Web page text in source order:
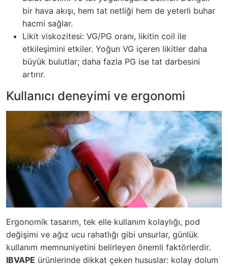
bir hava akışı, hem tat netliği hem de yeterli buhar
hacmi sağlar.
Likit viskozitesi: VG/PG oranı, likitin coil ile
etkileşimini etkiler. Yoğun VG içeren likitler daha
büyük bulutlar; daha fazla PG ise tat darbesini
artırır.
Kullanıcı deneyimi ve ergonomi
Ergonomik tasarım, tek elle kullanım kolaylığı, pod
değişimi ve ağız ucu rahatlığı gibi unsurlar, günlük
kullanım memnuniyetini belirleyen önemli faktörlerdir.
IBVAPE ürünlerinde dikkat çeken hususlar: kolay dolum